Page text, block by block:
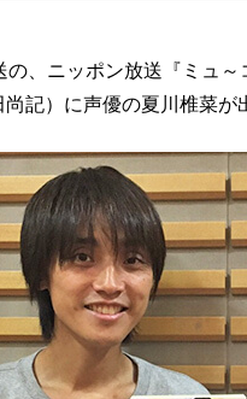
の、ニッポン放送『ミュ
記）に声優の夏川椎菜が